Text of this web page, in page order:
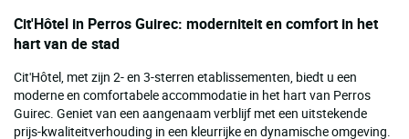
Cit'Hôtel in Perros Guirec: moderniteit en comfort in het
hart van de stad
Cit'Hôtel, met zijn 2- en 3-sterren etablissementen, biedt u een
moderne en comfortabele accommodatie in het hart van Perros
Guirec. Geniet van een aangenaam verblijf met een uitstekende
prijs-kwaliteitverhouding in een kleurrijke en dynamische omgeving.